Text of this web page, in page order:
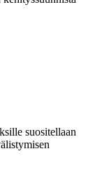
suositellaan